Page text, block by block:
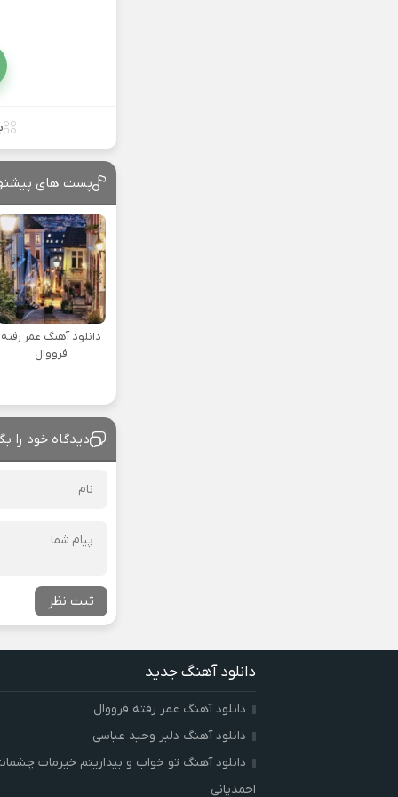
پست های
دانلود آهنگ عمر رفته
فرووال
دیدگاه خود را
ثبت نظر
دانلود آهنگ جدید
دانلود آهنگ عمر رفته فرووال
دانلود آهنگ دلبر وحید عباسی
دانلود آهنگ تو خواب و بیداریتم خیرمات
احمدیانی